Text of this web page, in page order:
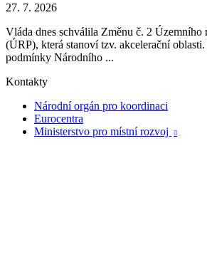
27. 7. 2026
Vláda dnes schválila Změnu č. 2 Územního
(ÚRP), která stanoví tzv. akcelerační
podmínky Národního ...
Kontakty
Národní orgán pro koordinaci
Eurocentra
Ministerstvo pro místní rozvoj
